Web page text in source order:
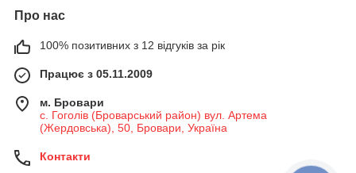
Про нас
100% позитивних з 12 відгуків за рік
Працює з 05.11.2009
м. Бровари
с. Гоголів (Броварський район) вул. Артема
(Жердовська), 50, Бровари, Україна
Контакти